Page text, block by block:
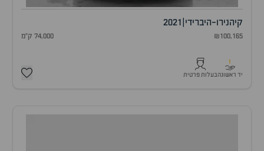
קיהנירו-היברידי 2021
₪100,165 74,000 ק"מ
1
יד ראשונהבעלות פרטית